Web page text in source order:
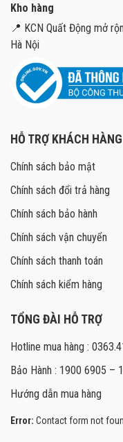
Kho hàng
📍 KCN Quất Động mở
Hà Nội
HỖ TRỢ KHÁCH HÀNG
Chính sách bảo mật
Chính sách đổi trả hàng
Chính sách bảo hành
Chính sách vận chuyển
Chính sách thanh toán
Chính sách kiểm hàng
TỔNG ĐÀI HỖ TRỢ
Hotline mua hàng :
Bảo Hành : 1900 6905 –
Hướng dẫn mua hàng
Error: Contact form not